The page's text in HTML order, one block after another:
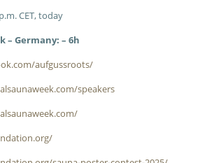
CET, today
– Germany: – 6h
aufgussroots/
speakers